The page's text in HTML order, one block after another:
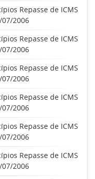
Repasse de ICMS
2006
Repasse de ICMS
2006
Repasse de ICMS
2006
Repasse de ICMS
2006
Repasse de ICMS
2006
Repasse de ICMS
2006